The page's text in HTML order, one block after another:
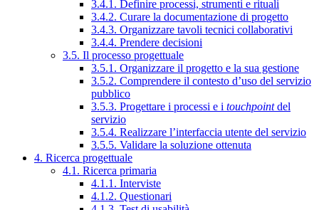
3.4.1. Definire processi, strumenti e rituali
3.4.2. Curare la documentazione di progetto
3.4.3. Organizzare tavoli tecnici collaborativi
3.4.4. Prendere decisioni
3.5. Il processo progettuale
3.5.1. Organizzare il progetto e la sua gestione
3.5.2. Comprendere il contesto d’uso del servizio
pubblico
3.5.3. Progettare i processi e i touchpointdel
servizio
3.5.4. Realizzare l’interfaccia utente del servizio
3.5.5. Validare la soluzione ottenuta
4. Ricerca progettuale
4.1. Ricerca primaria
4.1.1. Interviste
4.1.2. Questionari